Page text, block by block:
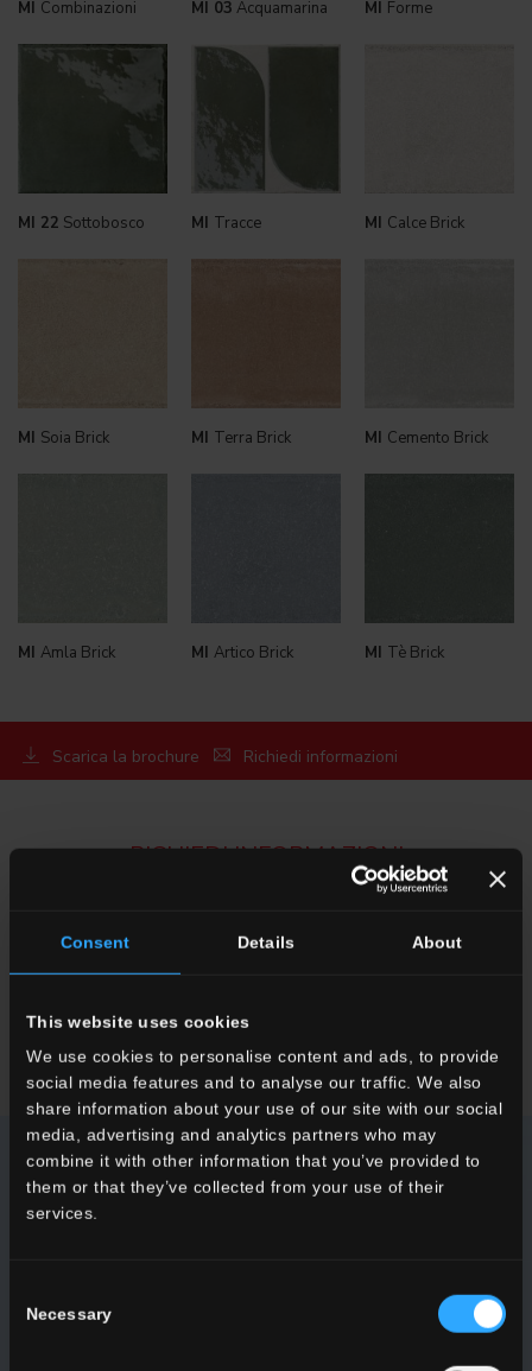
Consent Details About
This website uses cookies
We use cookies to personalise content and ads, to provide
social media features and to analyse our traffic. We also
share information about your use of our site with our social
media, advertising and analytics partners who may
combine it with other information that you’ve provided to
them or that they’ve collected from your use of their
services.
Selection
Necessary
MI Combinazioni MI 03 Acquamarina MI Forme
MI 22 Sottobosco MI Tracce MI Calce Brick
MI Soia Brick MI Terra Brick MI Cemento Brick
MI Amla Brick MI Artico Brick MI Tè Brick
Scarica la brochure Richiedi informazioni
RICHIEDI INFORMAZIONI
Cerchi un rivenditore o una soluzione specifica per il tuo
CONTATTACI
NEWSLETTER DEL CONCA